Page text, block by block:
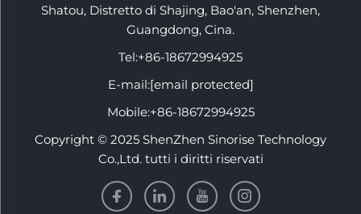
Shatou, Distretto di Shajing, Bao'an, Shenzhen,
Guangdong, Cina.
Tel:+86-18672994925
E-mail:[email protected]
Mobile:+86-18672994925
Copyright © 2025 ShenZhen Sinorise Technology
Co.,Ltd. tutti i diritti riservati